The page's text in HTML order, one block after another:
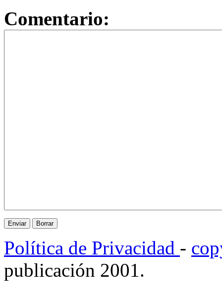
Comentario:
Política de Privacidad -
publicación 2001.